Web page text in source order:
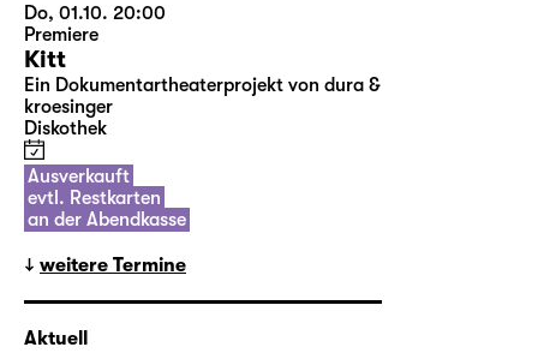
Do, 01.10. 20:00
Premiere
Kitt
Ein Dokumentartheaterprojekt von dura &
kroesinger
Diskothek
Ausverkauft
evtl. Restkarten
an der Abendkasse
weitere Termine
Aktuell